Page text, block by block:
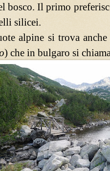
bosco. Il primo
silicei.
alpine si trova
) che in bulgaro si